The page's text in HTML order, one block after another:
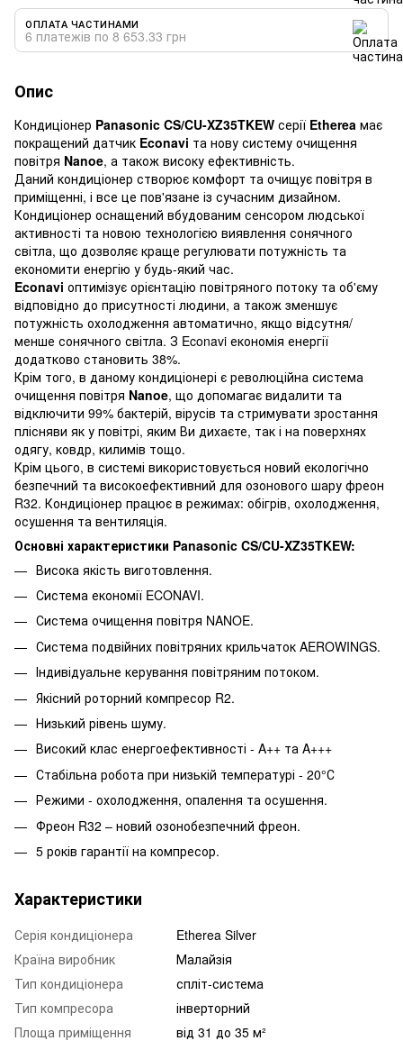
ОПЛАТА ЧАСТИНАМИ
6 платежів по 8 653.33 грн
Опис
Кондиціонер Panasonic CS/CU-XZ35TKEW серії Etherea має
покращений датчик Econavi та нову систему очищення
повітря Nanoe, а також високу ефективність.
Даний кондиціонер створює комфорт та очищує повітря в
приміщенні, і все це пов'язане із сучасним дизайном.
Кондиціонер оснащений вбудованим сенсором людської
активності та новою технологією виявлення сонячного
світла, що дозволяє краще регулювати потужність та
економити енергію у будь-який час.
Econavi оптимізує орієнтацію повітряного потоку та об'єму
відповідно до присутності людини, а також зменшує
потужність охолодження автоматично, якщо відсутня/
менше сонячного світла. З Econavi економія енергії
додатково становить 38%.
Крім того, в даному кондиціонері є революційна система
очищення повітря Nanoe, що допомагає видалити та
відключити 99% бактерій, вірусів та стримувати зростання
плісняви як у повітрі, яким Ви дихаєте, так і на поверхнях
одягу, ковдр, килимів тощо.
Крім цього, в системі використовується новий екологічно
безпечний та високоефективний для озонового шару фреон
R32. Кондиціонер працює в режимах: обігрів, охолодження,
осушення та вентиляція.
Основні характеристики Panasonic CS/CU-XZ35TKEW:
Висока якість виготовлення.
Система економії ECONAVI.
Система очищення повітря NANOE.
Система подвійних повітряних крильчаток AEROWINGS.
Індивідуальне керування повітряним потоком.
Якісний роторний компресор R2.
Низький рівень шуму.
Високий клас енергоефективності - A++ та A+++
Стабільна робота при низькій температурі - 20°С
Режими - охолодження, опалення та осушення.
Фреон R32 – новий озонобезпечний фреон.
5 років гарантії на компресор.
Характеристики
Серія кондиціонера
Etherea Silver
Країна виробник
Малайзія
Тип кондиціонера
спліт-система
Тип компресора
інверторний
Площа приміщення
від 31 до 35 м²